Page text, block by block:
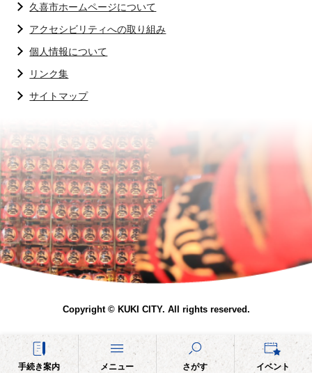
手続き案内 メニュー さがす イベント
久喜市ホームページについて
アクセシビリティへの取り組み
個人情報について
リンク集
サイトマップ
Copyright © KUKI CITY. All rights reserved.